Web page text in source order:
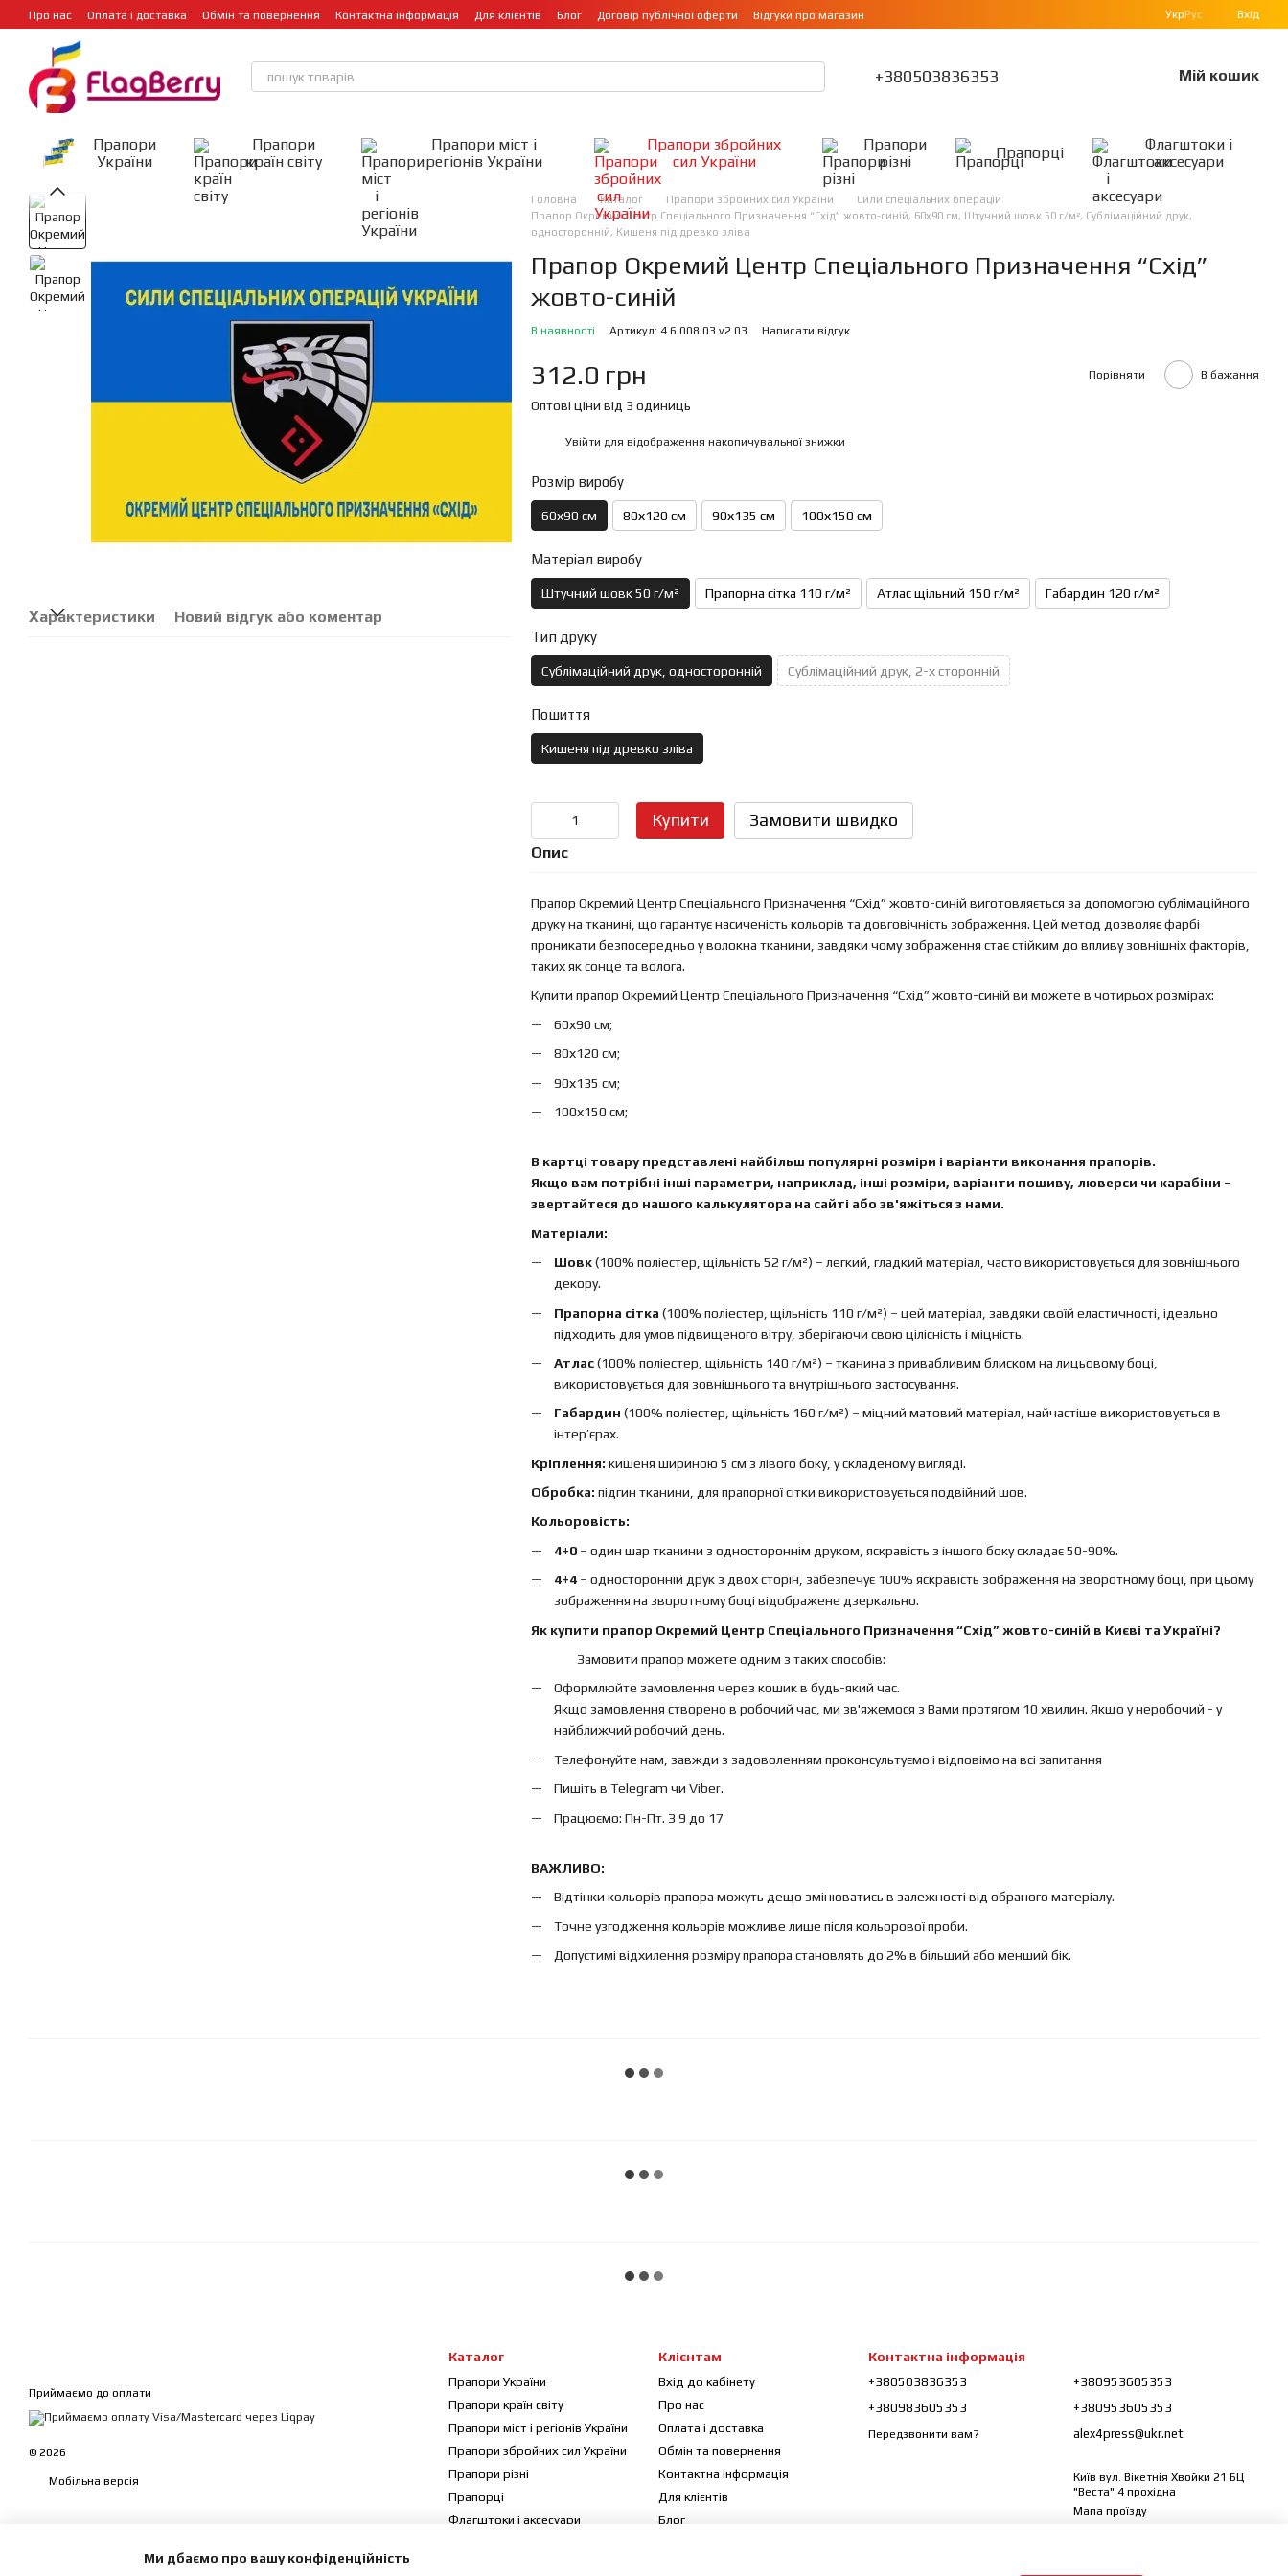
Перейти до основного контенту
Про нас Оплата і доставка Обмін та повернення Контактна інформація Для клієнтів Блог Договір публічної оферти Відгуки про магазин УкрРус Вхід
+380503836353 Мій кошик
Прапори
України
Прапори
країн світу
Прапори міст і
регіонів України
Прапори збройних
сил України
Прапори
різні
Прапорці
Флагштоки і
аксесуари
Характеристики Новий відгук або коментар
Головна Каталог Прапори збройних сил України
Сили спеціальних операцій
Прапор Окремий Центр Спеціального Призначення “Схід” жовто-синій, 60х90 см, Штучний шовк 50 г/м², Сублімаційний друк,
односторонній, Кишеня під древко зліва
Прапор Окремий Центр Спеціального Призначення “Схід”
жовто-синій
В наявності Артикул: 4.6.008.03.v2.03 Написати відгук
312.0 грн Порівняти В бажання
Оптові ціни від 3 одиниць
Увійти для відображення накопичувальної знижки
Розмір виробу
60х90 см 80х120 см 90х135 см 100х150 см
Матеріал виробу
Штучний шовк 50 г/м² Прапорна сітка 110 г/м² Атлас щільний 150 г/м² Габардин 120 г/м²
Тип друку
Сублімаційний друк, односторонній Сублімаційний друк, 2-х сторонній
Пошиття
Кишеня під древко зліва
Купити Замовити швидко
Опис
Прапор Окремий Центр Спеціального Призначення “Схід” жовто-синій виготовляється за допомогою сублімаційного
друку на тканині, що гарантує насиченість кольорів та довговічність зображення. Цей метод дозволяє фарбі
проникати безпосередньо у волокна тканини, завдяки чому зображення стає стійким до впливу зовнішніх факторів,
таких як сонце та волога.
Купити прапор Окремий Центр Спеціального Призначення “Схід” жовто-синій ви можете в чотирьох розмірах:
60х90 см;
80х120 см;
90х135 см;
100х150 см;
В картці товару представлені найбільш популярні розміри і варіанти виконання прапорів.
Якщо вам потрібні інші параметри, наприклад, інші розміри, варіанти пошиву, люверси чи карабіни –
звертайтеся до нашого калькулятора на сайті або зв'яжіться з нами.
Матеріали:
Шовк(100% поліестер, щільність 52 г/м²) – легкий, гладкий матеріал, часто використовується для зовнішнього
декору.
Прапорна сітка (100% поліестер, щільність 110 г/м²) – цей матеріал, завдяки своїй еластичності, ідеально
підходить для умов підвищеного вітру, зберігаючи свою цілісність і міцність.
Атлас(100% поліестер, щільність 140 г/м²) – тканина з привабливим блиском на лицьовому боці,
використовується для зовнішнього та внутрішнього застосування.
Габардин (100% поліестер, щільність 160 г/м²) – міцний матовий матеріал, найчастіше використовується в
інтер’єрах.
Кріплення: кишеня шириною 5 см з лівого боку, у складеному вигляді.
Обробка: підгин тканини, для прапорної сітки використовується подвійний шов.
Кольоровість:
4+0– один шар тканини з одностороннім друком, яскравість з іншого боку складає 50-90%.
4+4– односторонній друк з двох сторін, забезпечує 100% яскравість зображення на зворотному боці, при цьому
зображення на зворотному боці відображене дзеркально.
Як купити прапор Окремий Центр Спеціального Призначення “Схід” жовто-синій в Києві та Україні?
Замовити прапор можете одним з таких способів:
Оформлюйте замовлення через кошик в будь-який час.
Якщо замовлення створено в робочий час, ми зв'яжемося з Вами протягом 10 хвилин. Якщо у неробочий - у
найближчий робочий день.
Телефонуйте нам, завжди з задоволенням проконсультуємо і відповімо на всі запитання
Пишіть в Telegram чи Viber.
Працюємо: Пн-Пт. З 9 до 17
ВАЖЛИВО:
Відтінки кольорів прапора можуть дещо змінюватись в залежності від обраного матеріалу.
Точне узгодження кольорів можливе лише після кольорової проби.
Допустимі відхилення розміру прапора становлять до 2% в більший або менший бік.
Приймаємо до оплати
© 2026
Мобільна версія
Каталог
Прапори України
Прапори країн світу
Прапори міст і регіонів України
Прапори збройних сил України
Прапори різні
Прапорці
Флагштоки і аксесуари
Клієнтам
Вхід до кабінету
Про нас
Оплата і доставка
Обмін та повернення
Контактна інформація
Для клієнтів
Блог
Контактна інформація
+380503836353
+380983605353
Передзвонити вам?
+380953605353
+380953605353
alex4press@ukr.net
Київ вул. Вікетнія Хвойки 21 БЦ
"Веста" 4 прохідна
Мапа проїзду
Ми дбаємо про вашу конфіденційність